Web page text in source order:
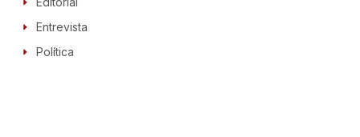
Entrevista
Política